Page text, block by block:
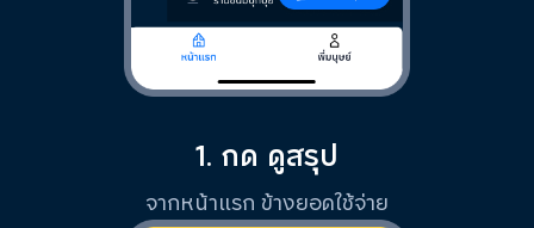
1. กด ดูสรุป
จากหน้าแรก ข้างยอดใช้จ่าย